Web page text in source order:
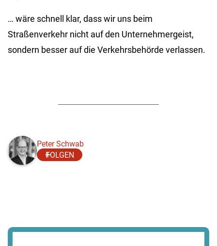
… wäre schnell klar, dass wir uns beim
Straßenverkehr nicht auf den Unternehmergeist,
sondern besser auf die Verkehrsbehörde verlassen.
Peter Schwab
FOLGEN